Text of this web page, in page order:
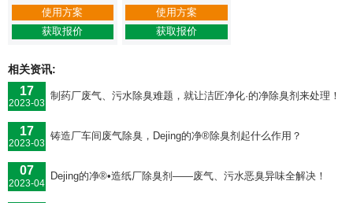
使用方案
获取报价
使用方案
获取报价
相关资讯:
17
2023-03
制药厂废气、污水除臭难题，就让洁匠净化·的净除臭剂来处理！
17
2023-03
铸造厂车间废气除臭，Dejing的净®除臭剂起什么作用？
07
2023-04
Dejing的净®•造纸厂除臭剂——废气、污水恶臭异味全解决！